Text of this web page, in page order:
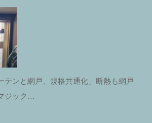
テンと網戸、規格共通化」断熱も網戸
ジック…